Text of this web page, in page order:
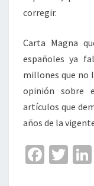
corregir.
Carta Magna
españoles ya
millones que no
opinión sobre
artículos que
años de la
Fa T